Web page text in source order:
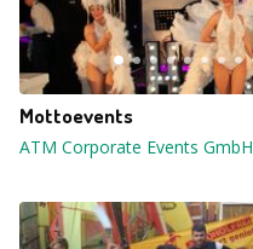
Mottoevents
ATM Corporate Events GmbH